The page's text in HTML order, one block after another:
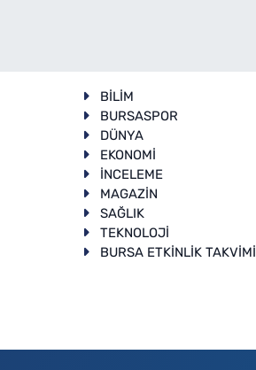
BİLİM
BURSASPOR
DÜNYA
EKONOMİ
İNCELEME
MAGAZİN
SAĞLIK
TEKNOLOJİ
BURSA ETKİNLİK TAKVİMİ